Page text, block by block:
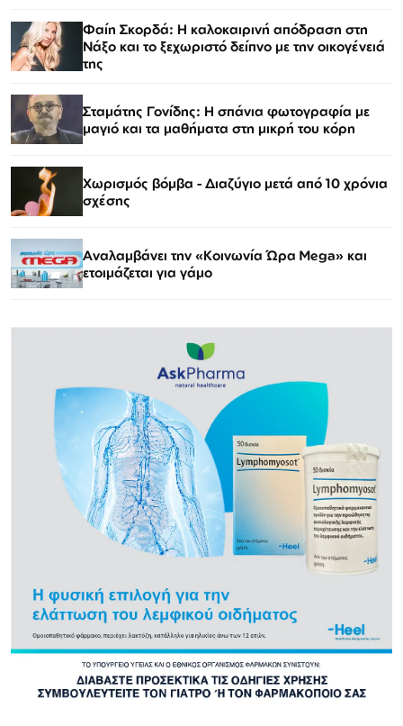
Φαίη Σκορδά: Η καλοκαιρινή απόδραση στη
Νάξο και το ξεχωριστό δείπνο με την οικογένειά
της
Σταμάτης Γονίδης: Η σπάνια φωτογραφία με
μαγιό και τα μαθήματα στη μικρή του κόρη
Χωρισμός βόμβα - Διαζύγιο μετά από 10 χρόνια
σχέσης
Αναλαμβάνει την «Κοινωνία Ώρα Mega» και
ετοιμάζεται για γάμο